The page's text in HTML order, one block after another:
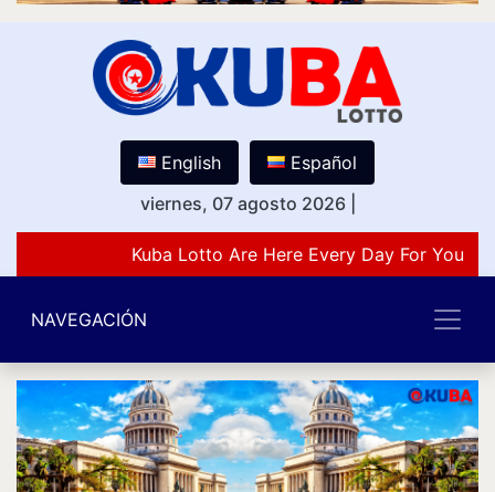
English
Español
viernes, 07 agosto 2026
Kuba Lotto Are Here Every Day For You
NAVEGACIÓN